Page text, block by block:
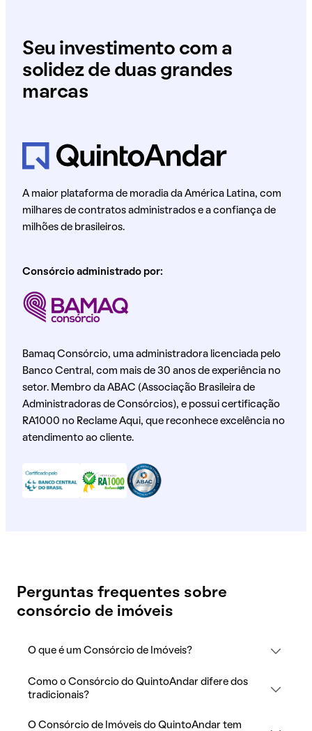
Seu investimento com a
solidez de duas grandes
marcas
A maior plataforma de moradia da América Latina, com
milhares de contratos administrados e a confiança de
milhões de brasileiros.
Consórcio administrado por:
Bamaq Consórcio, uma administradora licenciada pelo
Banco Central, com mais de 30 anos de experiência no
setor. Membro da ABAC (Associação Brasileira de
Administradoras de Consórcios), e possui certificação
RA1000 no Reclame Aqui, que reconhece excelência no
atendimento ao cliente.
Perguntas frequentes sobre
consórcio de imóveis
O que é um Consórcio de Imóveis?
Como o Consórcio do QuintoAndar difere dos
tradicionais?
O Consórcio de Imóveis do QuintoAndar tem